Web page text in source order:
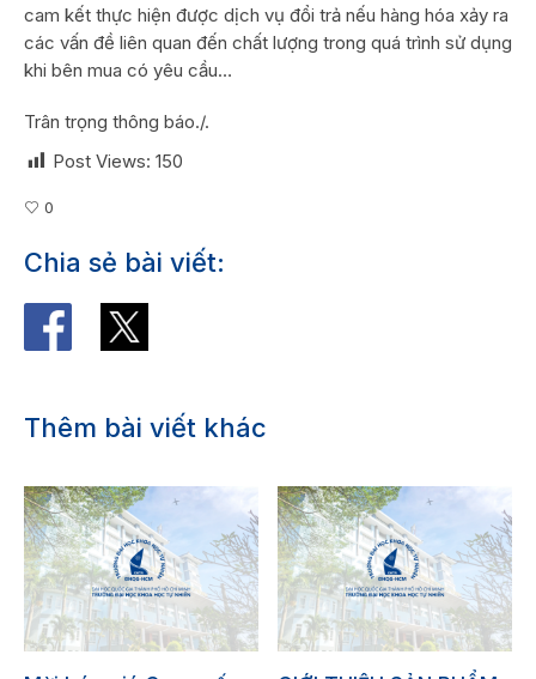
cam kết thực hiện được dịch vụ đổi trả nếu hàng hóa xảy ra
các vấn đề liên quan đến chất lượng trong quá trình sử dụng
khi bên mua có yêu cầu…
Trân trọng thông báo./.
Post Views: 150
0
Chia sẻ bài viết:
Thêm bài viết khác